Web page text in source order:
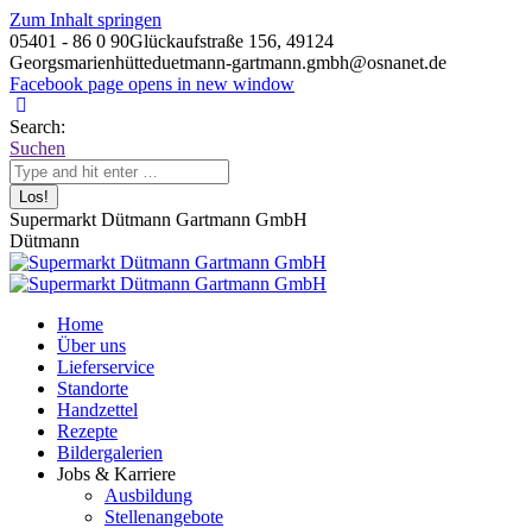
Zum Inhalt springen
05401 - 86 0 90Glückaufstraße 156, 49124
Georgsmarienhütteduetmann-gartmann.gmbh@osnanet.de
Facebook page opens in new window
Search:
Suchen
Supermarkt Dütmann Gartmann GmbH
Dütmann
Home
Über uns
Lieferservice
Standorte
Handzettel
Rezepte
Bildergalerien
Jobs & Karriere
Ausbildung
Stellenangebote